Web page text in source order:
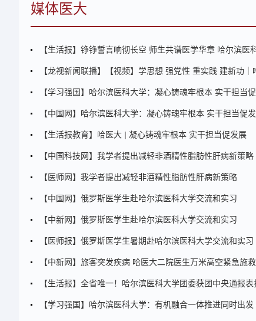
媒体医大
【生活报】铮铮誓言响彻长空 师生共谱医学华章 哈尔滨医
【龙视新闻联播】【视频】学思想 强党性 重实践 建新功｜
【学习强国】哈尔滨医科大学：凝心铸魂牢根本 实干担当
【中国网】哈尔滨医科大学：凝心铸魂牢根本 实干担当促
【生活报教育】哈医大 | 凝心铸魂牢根本 实干担当促发展
【中国科技网】我学者提出减轻非酒精性脂肪性肝病新策略
【医师网】我学者提出减轻非酒精性脂肪性肝病新策略
【中国网】俄罗斯医学生赴哈尔滨医科大学交流和实习
【中新网】俄罗斯医学生赴哈尔滨医科大学交流和实习
【医师报】俄罗斯医学生暑期赴哈尔滨医科大学交流和实习
【中新网】旅客突发疾病 哈医大二院医生万米高空紧急施救
【生活报】全省唯一！哈尔滨医科大学团委获团中央通报表
【学习强国】哈尔滨医科大学：有机融合一体推进同时出